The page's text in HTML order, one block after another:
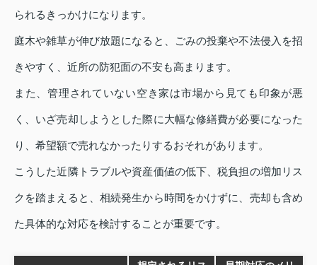
られるきっかけになります。
庭木や雑草が伸び放題になると、ごみの投棄や不法侵入を招
きやすく、近所の防犯面の不安も高まります。
また、管理されていない空き家は市場から見ても印象が悪
く、いざ売却しようとした際に大幅な修繕費が必要になった
り、希望額で売れなかったりするおそれがあります。
こうした近隣トラブルや資産価値の低下、税負担の増加リス
クを踏まえると、相続発生から時間をかけずに、売却も含め
た具体的な対応を検討することが重要です。